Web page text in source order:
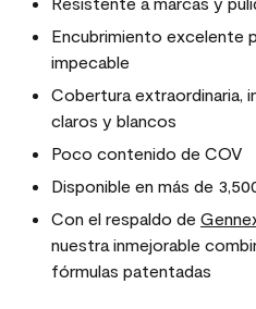
Encubrimiento excelente
impecable
Cobertura extraordinaria,
claros y blancos
Poco contenido de COV
Disponible en más de
Con el respaldo de
nuestra inmejorable
fórmulas patentadas